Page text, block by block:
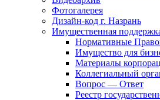
Фотогалерея
Дизайн-код г. Назрань
Имущественная
Нормативные
Имущество для
Материалы
Коллегиальный
Вопрос — Ответ
Реестр